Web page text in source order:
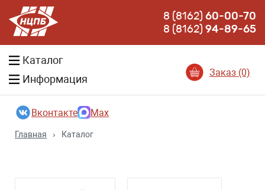
8 (8162)60-00-70
8 (8162)94-89-65
Каталог
Информация
Заказ (0)
Вконтакте Max
Главная › Каталог